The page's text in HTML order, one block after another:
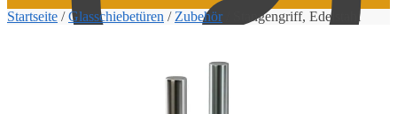
Startseite /Glasschiebetüren / Zubehör/ Stangengriff, Edelstahl